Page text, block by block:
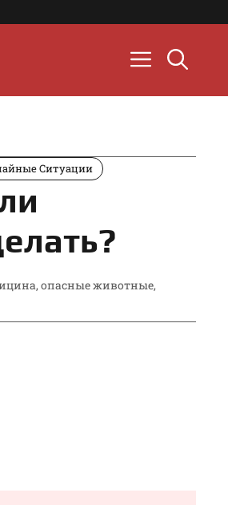
Ситуации
, опасные животные,